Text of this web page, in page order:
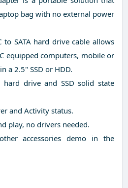
bag with no external power
to SATA hard drive cable allows
equipped computers, mobile or
a 2.5" SSD or HDD.
hard drive and SSD solid state
and Activity status.
play, no drivers needed.
accessories demo in the